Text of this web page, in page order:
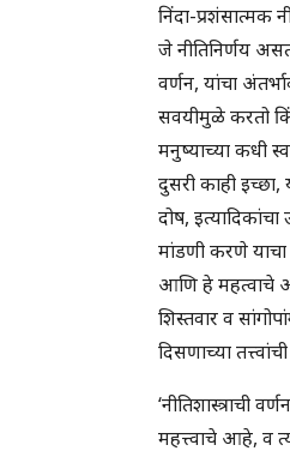
निंदा-प्रशंसात्मक
जे नीतिनिर्णय
वर्णन, यांचा
सवयीमुळे करतो
मनुष्याच्या कधी
दुसरी काही
दोष,
मांडणी करणे याचा
आणि हे महत्वाचे
शिस्तवार व
दिसणाच्या
‘नीतिशास्त्राची
महत्त्वाचे आहे, व